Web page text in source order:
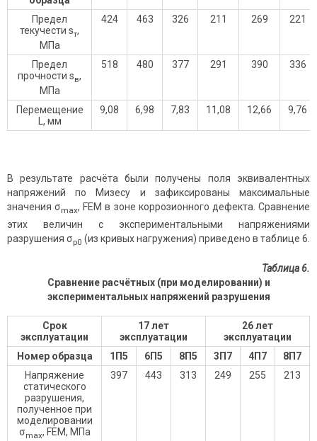
Предел
текучести sт,
МПа
424 463 326 211 269 221
Предел
прочности sв,
МПа
518 480 377 291 390 336
Перемещение
L, мм
9,08 6,98 7,83 11,08 12,66 9,76
В результате расчёта были получены поля эквивалентных
напряжений по Мизесу и зафиксированы максимальные
значения σmax, FEM в зоне коррозионного дефекта. Сравнение
этих величин с экспериментальными напряжениями
разрушения σр0 (из кривых нагружения) приведено в таблице 6.
Таблица 6.
Сравнение расчётных (при моделировании) и
экспериментальных напряжений разрушения
Срок
эксплуатации
17 лет
эксплуатации
26 лет
эксплуатации
Номер образца
1П5 6П5 8П5 3П7 4П7
8П7
Напряжение
статического
разрушения,
полученное при
моделировании
σmax, FEM, МПа
397 443 313 249 255 213